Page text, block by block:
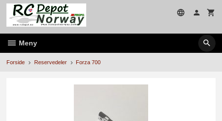
Gå
innholdet
Meny
Forside Reservedeler Forza 700